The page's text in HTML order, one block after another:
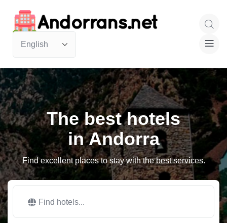
The best hotels
in Andorra
Find excellent places to stay with the best services.